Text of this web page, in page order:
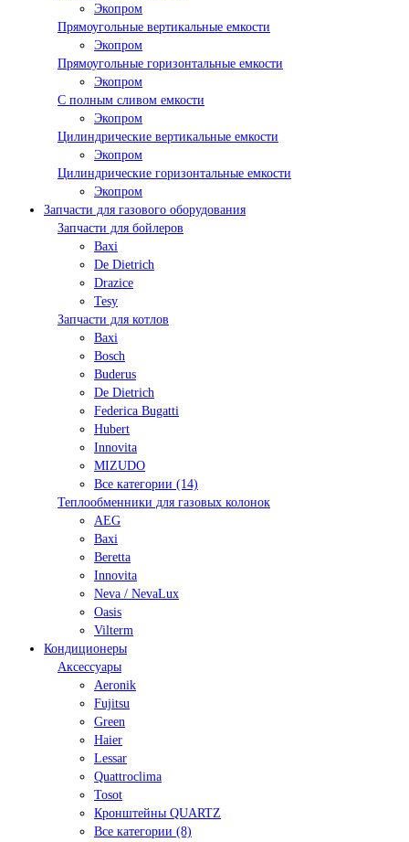
Экопром
Прямоугольные вертикальные емкости
Экопром
Прямоугольные горизонтальные емкости
Экопром
С полным сливом емкости
Экопром
Цилиндрические вертикальные емкости
Экопром
Цилиндрические горизонтальные емкости
Экопром
Запчасти для газового оборудования
Запчасти для бойлеров
Baxi
De Dietrich
Drazice
Tesy
Запчасти для котлов
Baxi
Bosch
Buderus
De Dietrich
Federica Bugatti
Hubert
Innovita
MIZUDO
Все категории (14)
Теплообменники для газовых колонок
AEG
Baxi
Beretta
Innovita
Neva / NevaLux
Oasis
Vilterm
Кондиционеры
Аксессуары
Aeronik
Fujitsu
Green
Haier
Lessar
Quattroclima
Tosot
Кронштейны QUARTZ
Все категории (8)